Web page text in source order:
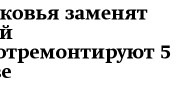
заменят
5